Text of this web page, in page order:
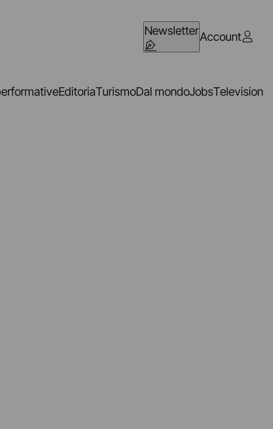
NewsletterAccount
EditoriaTurismoDal mondoJobsTelevision